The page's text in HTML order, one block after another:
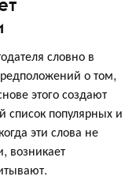
словно в
о том,
этого создают
список популярных и
эти слова не
возникает